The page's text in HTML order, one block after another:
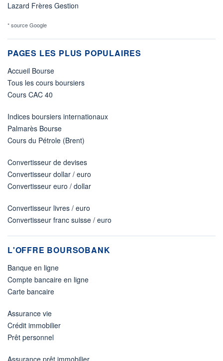
Lazard Frères Gestion
* source Google
PAGES LES PLUS POPULAIRES
Accueil Bourse
Tous les cours boursiers
Cours CAC 40
Indices boursiers internationaux
Palmarès Bourse
Cours du Pétrole (Brent)
Convertisseur de devises
Convertisseur dollar / euro
Convertisseur euro / dollar
Convertisseur livres / euro
Convertisseur franc suisse / euro
L'OFFRE BOURSOBANK
Banque en ligne
Compte bancaire en ligne
Carte bancaire
Assurance vie
Crédit immobilier
Prêt personnel